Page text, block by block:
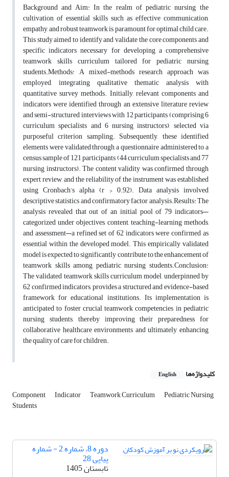
Background and Aim: In the realm of pediatric nursing, the
cultivation of essential skills such as effective communication,
empathy, and robust teamwork is paramount for optimal child care.
This study aimed to identify and validate the core components and
specific indicators necessary for developing a comprehensive
teamwork skills curriculum tailored for pediatric nursing
students.Methods: A mixed-methods research approach was
employed, integrating qualitative thematic analysis with
quantitative survey methods. Initially, relevant components and
indicators were identified through an extensive literature review
and semi-structured interviews with 12 participants (comprising 6
curriculum specialists and 6 nursing instructors), selected via
purposeful criterion sampling. Subsequently, these identified
elements were validated through a questionnaire administered to a
census sample of 121 participants (44 curriculum specialists and 77
nursing instructors). The content validity was confirmed through
expert review, and the reliability of the instrument was established
using Cronbach’s alpha (r > 0.92). Data analysis involved
descriptive statistics and confirmatory factor analysis.Results: The
analysis revealed that out of an initial pool of 79 indicators—
categorized under objectives, content, teaching-learning methods,
and assessment—a refined set of 62 indicators were confirmed as
essential within the developed model. This empirically validated
model is expected to significantly contribute to the enhancement of
teamwork skills among pediatric nursing students.Conclusion:
The validated teamwork skills curriculum model, underpinned by
62 confirmed indicators, provides a structured and evidence-based
framework for educational institutions. Its implementation is
anticipated to foster crucial teamwork competencies in pediatric
nursing students, thereby improving their preparedness for
collaborative healthcare environments and ultimately enhancing
the quality of care for children.
کلیدواژه‌ها English
Component Indicator Teamwork Curriculum Pediatric Nursing
Students
دوره 8، شماره 2 - شماره
پیاپی 28
تابستان 1405